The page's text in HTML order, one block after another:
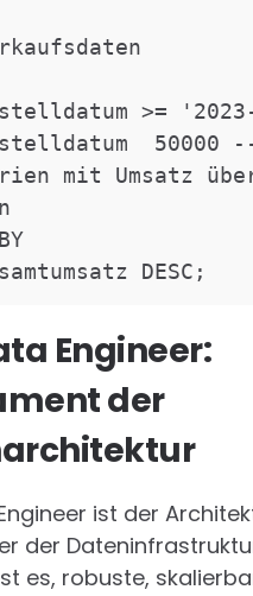
50000
mit Umsatz
Engineer:
der
ist der
der
es, robuste,